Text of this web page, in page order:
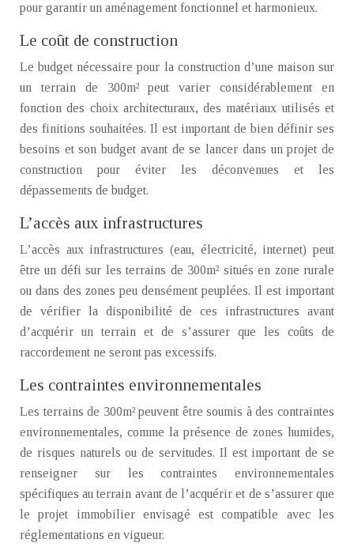
pour garantir un aménagement fonctionnel et harmonieux.
Le coût de construction
Le budget nécessaire pour la construction d’une maison sur
un terrain de 300m² peut varier considérablement en
fonction des choix architecturaux, des matériaux utilisés et
des finitions souhaitées. Il est important de bien définir ses
besoins et son budget avant de se lancer dans un projet de
construction pour éviter les déconvenues et les
dépassements de budget.
L’accès aux infrastructures
L’accès aux infrastructures (eau, électricité, internet) peut
être un défi sur les terrains de 300m² situés en zone rurale
ou dans des zones peu densément peuplées. Il est important
de vérifier la disponibilité de ces infrastructures avant
d’acquérir un terrain et de s’assurer que les coûts de
raccordement ne seront pas excessifs.
Les contraintes environnementales
Les terrains de 300m² peuvent être soumis à des contraintes
environnementales, comme la présence de zones humides,
de risques naturels ou de servitudes. Il est important de se
renseigner sur les contraintes environnementales
spécifiques au terrain avant de l’acquérir et de s’assurer que
le projet immobilier envisagé est compatible avec les
réglementations en vigueur.